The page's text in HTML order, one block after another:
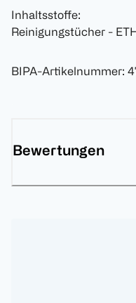
Inhaltsstoffe:
Reinigungstücher -
BIPA-Artikelnummer:
Bewertungen